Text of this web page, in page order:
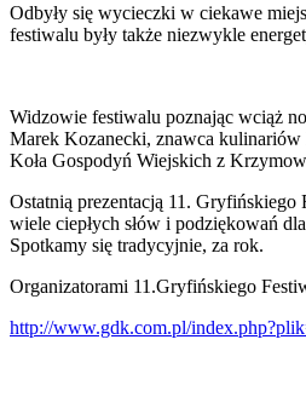
Odbyły się wycieczki w ciekawe
festiwalu były także niezwykle
Widzowie festiwalu poznając wciąż
Marek Kozanecki, znawca kulinariów
Koła Gospodyń Wiejskich z
Ostatnią prezentacją 11.
wiele ciepłych słów i podziękowań
Spotkamy się tradycyjnie, za rok.
Organizatorami 11.Gryfińskiego
http://www.gdk.com.pl/